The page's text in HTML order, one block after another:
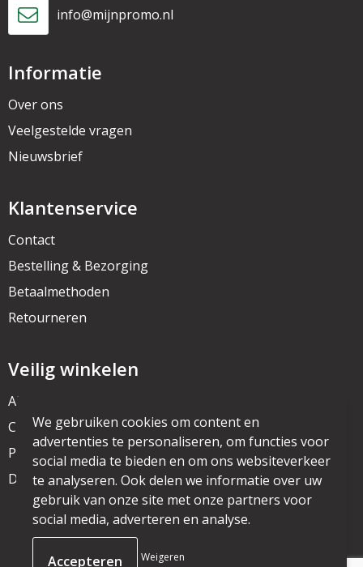
info@mijnpromo.nl
Informatie
Over ons
Veelgestelde vragen
Nieuwsbrief
Klantenservice
Contact
Bestelling & Bezorging
Betaalmethoden
Retourneren
Veilig winkelen
Algemene voorwaarden
Cookieverklaring
Privacyverklaring
Disclaimer
© Copyright mijnpromo.nl 2025
We gebruiken cookies om content en
advertenties te personaliseren, om functies voor
social media te bieden en om ons websiteverkeer
te analyseren. Ook delen we informatie over uw
gebruik van onze site met onze partners voor
social media, adverteren en analyse.
Weigeren